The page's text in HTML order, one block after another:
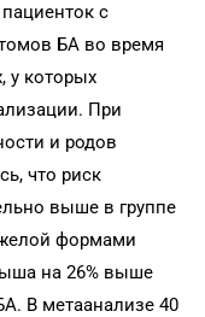
с
БА во время
у которых
При
и родов
что риск
выше в группе
формами
на 26% выше
В метаанализе 40